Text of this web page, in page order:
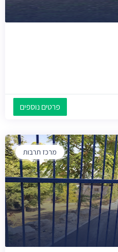
פרטים נוספים
מרכז תרבות